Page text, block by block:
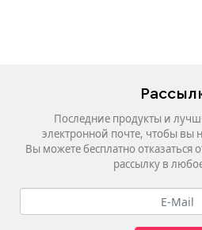
Последние продукты и
электронной почте, чтобы вы
Вы можете бесплатно отказаться
рассылку в